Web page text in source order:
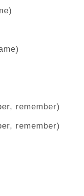
remember)
remember)